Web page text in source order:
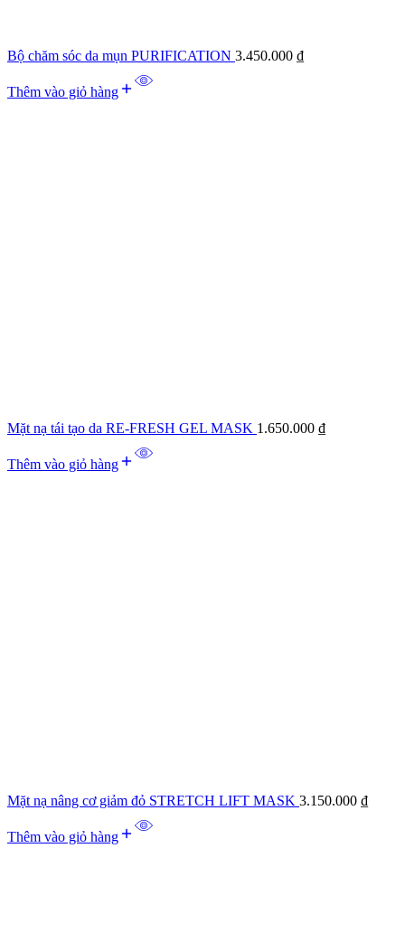
Bộ chăm sóc da mụn PURIFICATION 3.450.000 ₫
Thêm vào giỏ hàng
Mặt nạ tái tạo da RE-FRESH GEL MASK 1.650.000 ₫
Thêm vào giỏ hàng
Mặt nạ nâng cơ giảm đỏ STRETCH LIFT MASK 3.150.000 ₫
Thêm vào giỏ hàng